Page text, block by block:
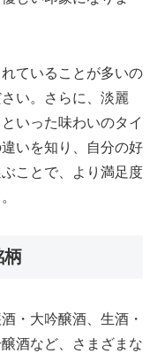
ていることが多いの
い。さらに、淡麗
いった味わいのタイ
いを知り、自分の好
ことで、より満足度
柄
・大吟醸酒、生酒・
酒など、さまざまな